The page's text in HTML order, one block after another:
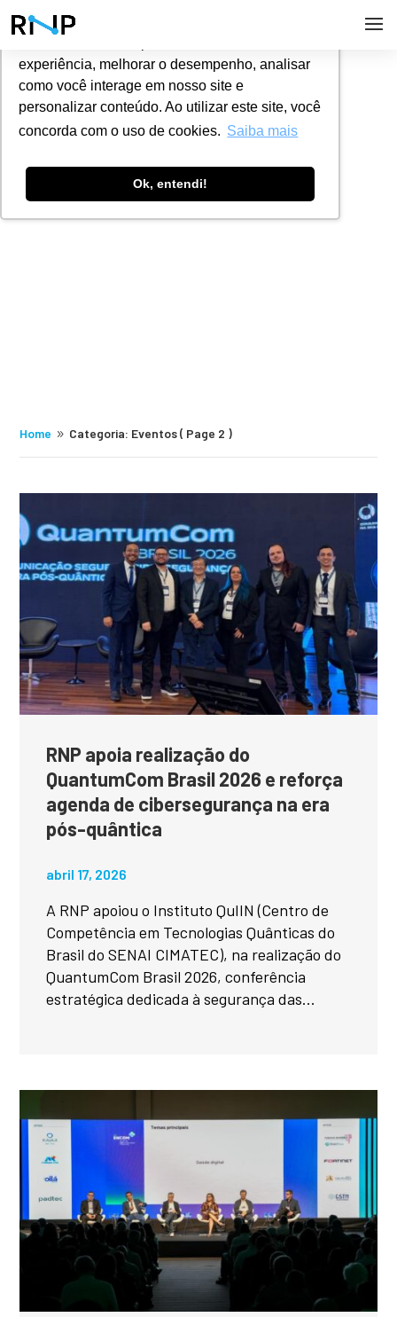
experiência, melhorar o desempenho, analisar
como você interage em nosso site e
personalizar conteúdo. Ao utilizar este site, você
concorda com o uso de cookies. Saiba mais
Ok, entendi!
Eventos
Home 9 Categoria: Eventos( Page 2 )
RNP apoia realização do
QuantumCom Brasil 2026 e reforça
agenda de cibersegurança na era
pós-quântica
abril 17, 2026
A RNP apoiou o Instituto QuIIN (Centro de
Competência em Tecnologias Quânticas do
Brasil do SENAI CIMATEC), na realização do
QuantumCom Brasil 2026, conferência
estratégica dedicada à segurança das...